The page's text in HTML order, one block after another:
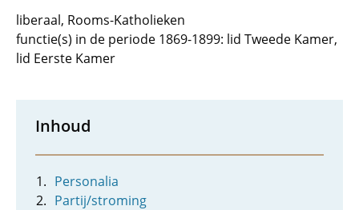
liberaal, Rooms-Katholieken
functie(s) in de periode 1869-1899: lid Tweede Kamer,
lid Eerste Kamer
Inhoud
Personalia
Partij/stroming